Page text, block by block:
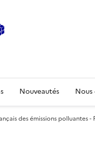
Nouveautés
des émissions polluantes